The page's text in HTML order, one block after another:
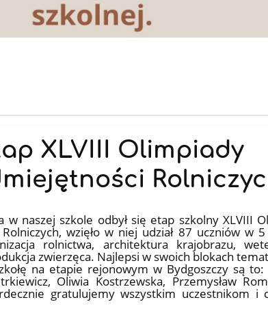
XLVIII Olimpiady
w naszej szkole odbył się etap szkolny XLVIII
wzięło w niej udział 87 uczniów w
rolnictwa, architektura krajobrazu,
zwierzęca. Najlepsi w swoich blokach
na etapie rejonowym w Bydgoszczy są to:
Oliwia Kostrzewska, Przemysław
gratulujemy wszystkim uczestnikom i